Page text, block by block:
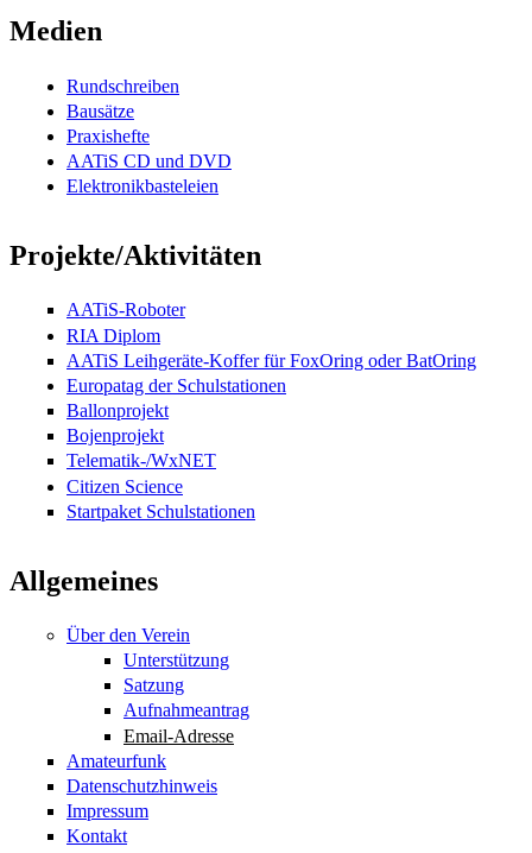
Medien
Rundschreiben
Bausätze
Praxishefte
AATiS CD und DVD
Elektronikbasteleien
Projekte/Aktivitäten
AATiS-Roboter
RIA Diplom
AATiS Leihgeräte-Koffer für FoxOring oder BatOring
Europatag der Schulstationen
Ballonprojekt
Bojenprojekt
Telematik-/WxNET
Citizen Science
Startpaket Schulstationen
Allgemeines
Über den Verein
Unterstützung
Satzung
Aufnahmeantrag
Email-Adresse
Amateurfunk
Datenschutzhinweis
Impressum
Kontakt